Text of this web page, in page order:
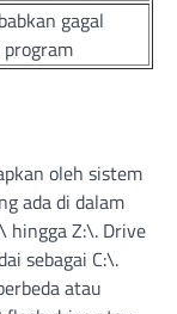
gagal
oleh sistem
ada di dalam
hingga Z:\. Drive
sebagai C:\.
atau